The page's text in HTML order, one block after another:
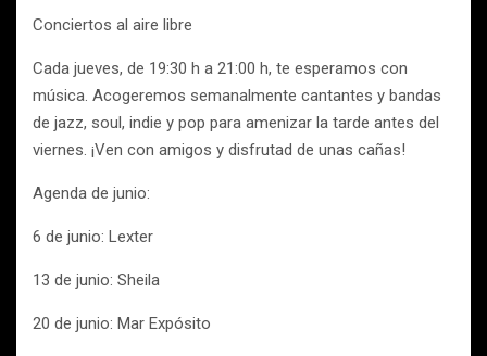
Conciertos al aire libre
Cada jueves, de 19:30 h a 21:00 h, te esperamos con
música. Acogeremos semanalmente cantantes y bandas
de jazz, soul, indie y pop para amenizar la tarde antes del
viernes. ¡Ven con amigos y disfrutad de unas cañas!
Agenda de junio:
6 de junio: Lexter
13 de junio: Sheila
20 de junio: Mar Expósito